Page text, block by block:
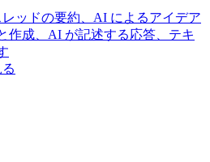
レッドの要約、AI によるアイデア
作成、AI が記述する応答、テキ